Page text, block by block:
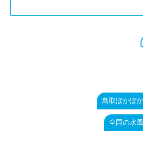
鳥取ぽかぽ
全国の水